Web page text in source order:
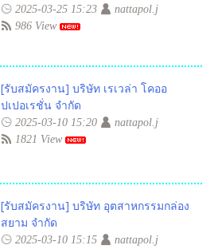
2025-03-25 15:23
nattapol.j
986 View
[รับสมัครงาน] บริษัท เรเวล่า โคออ
ปเปอเรชั่น จำกัด
2025-03-10 15:20
nattapol.j
1821 View
[รับสมัครงาน] บริษัท อุตสาหกรรมกล่อง
สยาม จำกัด
2025-03-10 15:15
nattapol.j